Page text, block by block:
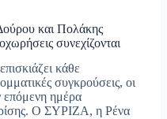
και Πολάκης
συνεχίζονται
κάθε
συγκρούσεις, οι
επόμενη ημέρα
Ο ΣΥΡΙΖΑ, η Ρένα